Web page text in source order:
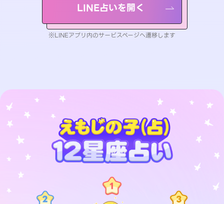
LINE占いを開く
※LINEアプリ内のサービスページへ遷移します